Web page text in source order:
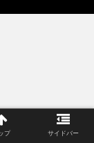
プ サイドバー